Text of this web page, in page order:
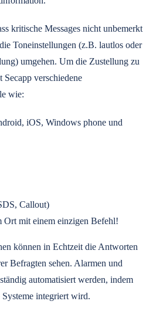
kritische Messages nicht unbemerkt
Toneinstellungen (z.B. lautlos oder
umgehen. Um die Zustellung zu
Secapp verschiedene
wie:
iOS, Windows phone und
Callout)
Ort mit einem einzigen Befehl!
können in Echtzeit die Antworten
Befragten sehen. Alarmen und
automatisiert werden, indem
integriert wird.